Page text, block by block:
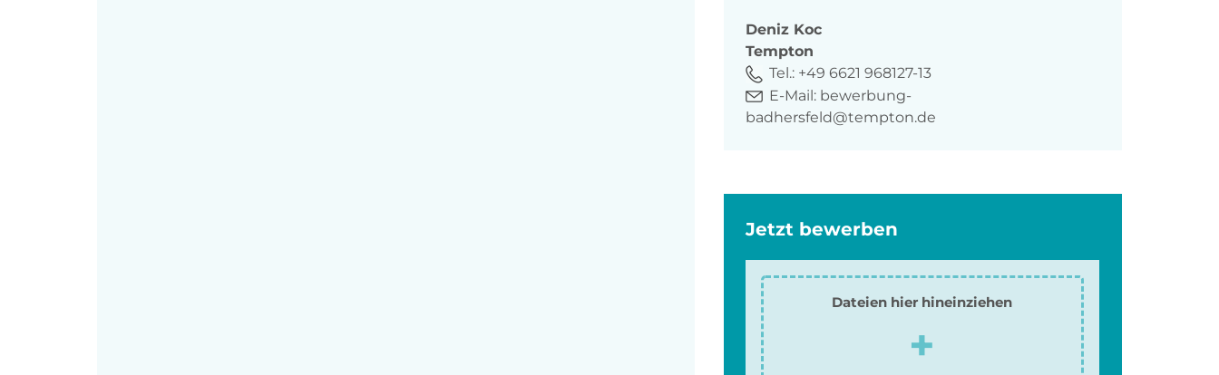
Deniz Koc
Tempton
Tel.: +49 6621 968127-13
E-Mail: bewerbung-
badhersfeld@tempton.de
Jetzt bewerben
Dateien hier hineinziehen